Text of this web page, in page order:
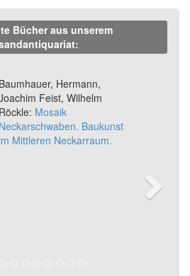
Bücher aus unserem
Baumhauer, Hermann,
Feist, Wilhelm
Röckle: Mosaik
Neckarschwaben. Baukunst
Mittleren Neckarraum.